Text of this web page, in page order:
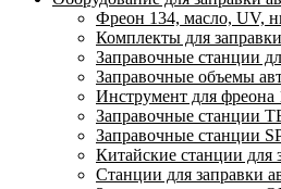
Фреон 134, масло, UV,
Комплекты для
Заправочные станции
Заправочные объемы
Инструмент для фреона
Заправочные станции
Заправочные станции
Китайские станции для
Станции для заправки